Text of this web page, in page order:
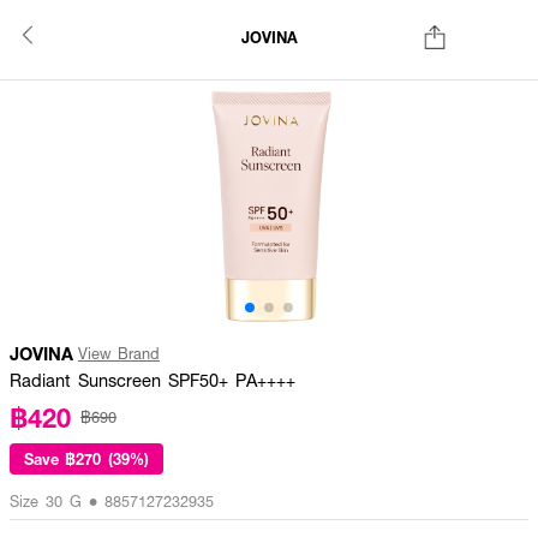
JOVINA
JOVINA View Brand
Radiant Sunscreen SPF50+ PA++++
฿420 ฿690
Save ฿270 (39%)
Size 30 G • 8857127232935